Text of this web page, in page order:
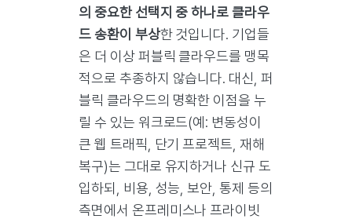
의 중요한 선택지 중 하나로 클라우
드 송환이 부상한 것입니다. 기업들
은 더 이상 퍼블릭 클라우드를 맹목
적으로 추종하지 않습니다. 대신, 퍼
블릭 클라우드의 명확한 이점을 누
릴 수 있는 워크로드(예: 변동성이
큰 웹 트래픽, 단기 프로젝트, 재해
복구)는 그대로 유지하거나 신규 도
입하되, 비용, 성능, 보안, 통제 등의
측면에서 온프레미스나 프라이빗